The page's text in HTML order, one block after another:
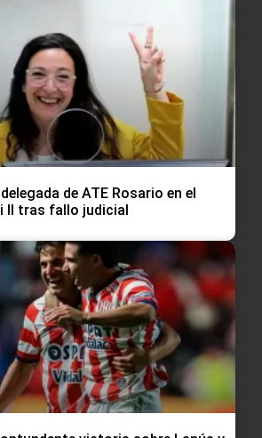
de ATE Rosario en el
II tras fallo judicial